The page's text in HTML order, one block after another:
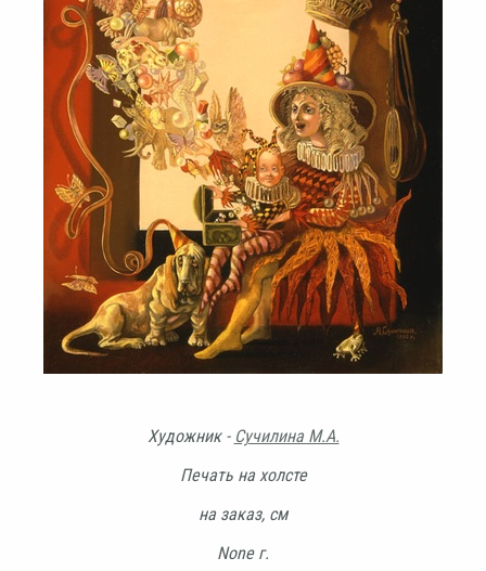
Художник - Сучилина М.А.
Печать на холсте
на заказ, см
None г.